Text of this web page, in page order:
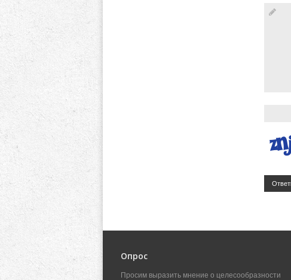
Опрос
Просим выразить мнение о целесообразности